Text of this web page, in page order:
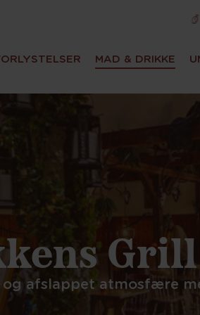
MAD & DRIKKE
og afslappet